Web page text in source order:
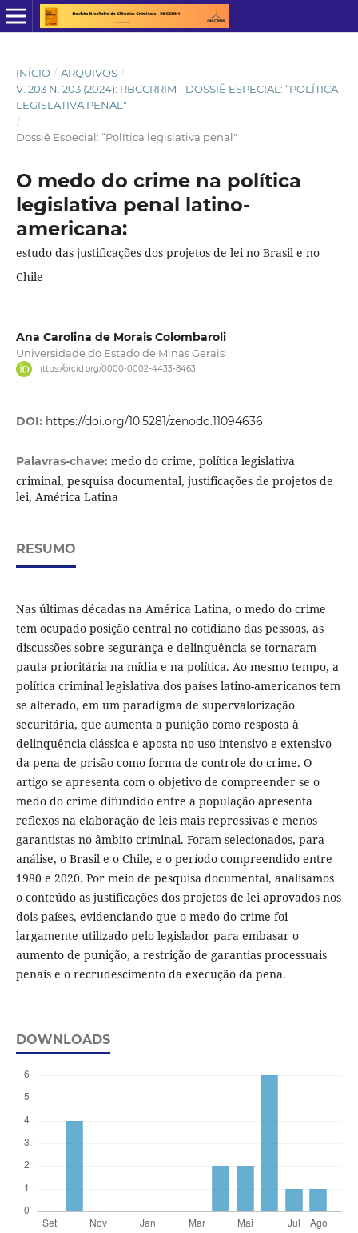
INÍCIO / ARQUIVOS /
V. 203 N. 203 (2024): RBCCRRIM - DOSSIÊ ESPECIAL: “POLÍTICA
LEGISLATIVA PENAL"
/
Dossiê Especial: “Política legislativa penal"
O medo do crime na política
legislativa penal latino-
americana:
estudo das justificações dos projetos de lei no Brasil e no
Chile
Ana Carolina de Morais Colombaroli
Universidade do Estado de Minas Gerais
https://orcid.org/0000-0002-4433-8463
DOI: https://doi.org/10.5281/zenodo.11094636
Palavras-chave: medo do crime, política legislativa
criminal, pesquisa documental, justificações de projetos de
lei, América Latina
RESUMO
Nas últimas décadas na América Latina, o medo do crime
tem ocupado posição central no cotidiano das pessoas, as
discussões sobre segurança e delinquência se tornaram
pauta prioritária na mídia e na política. Ao mesmo tempo, a
política criminal legislativa dos países latino-americanos tem
se alterado, em um paradigma de supervalorização
securitária, que aumenta a punição como resposta à
delinquência clássica e aposta no uso intensivo e extensivo
da pena de prisão como forma de controle do crime. O
artigo se apresenta com o objetivo de compreender se o
medo do crime difundido entre a população apresenta
reflexos na elaboração de leis mais repressivas e menos
garantistas no âmbito criminal. Foram selecionados, para
análise, o Brasil e o Chile, e o período compreendido entre
1980 e 2020. Por meio de pesquisa documental, analisamos
o conteúdo as justificações dos projetos de lei aprovados nos
dois países, evidenciando que o medo do crime foi
largamente utilizado pelo legislador para embasar o
aumento de punição, a restrição de garantias processuais
penais e o recrudescimento da execução da pena.
DOWNLOADS